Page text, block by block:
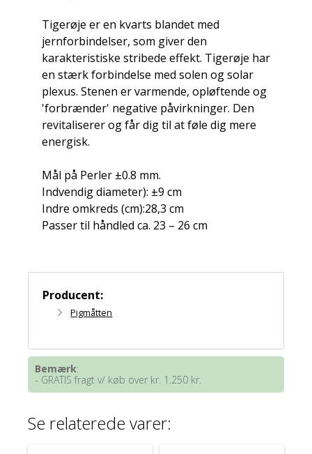
Tigerøje er en kvarts blandet med
jernforbindelser, som giver den
karakteristiske stribede effekt. Tigerøje har
en stærk forbindelse med solen og solar
plexus. Stenen er varmende, opløftende og
'forbrænder' negative påvirkninger. Den
revitaliserer og får dig til at føle dig mere
energisk.
Mål på Perler ±0.8 mm.
Indvendig diameter): ±9 cm
Indre omkreds (cm):28,3 cm
Passer til håndled ca. 23 – 26 cm
Producent:
Pigmåtten
Bemærk:
- GRATIS fragt v/ køb over kr. 1.250 kr.
Se relaterede varer: